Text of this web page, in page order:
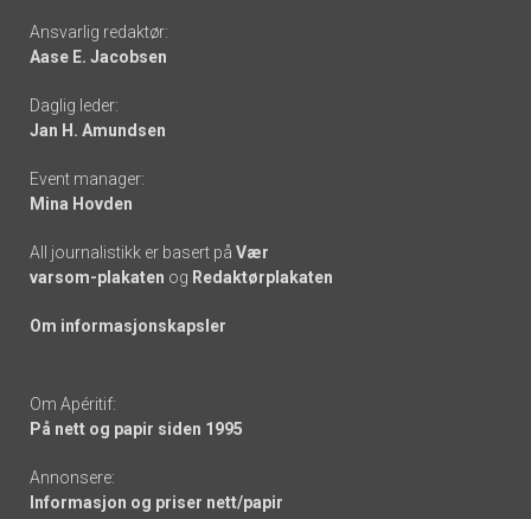
Footer
-
links
Ansvarlig redaktør:
Aase E. Jacobsen
Daglig leder:
Jan H. Amundsen
Event manager:
Mina Hovden
All journalistikk er basert på Vær
varsom-plakaten og Redaktørplakaten
Om informasjonskapsler
Om Apéritif:
På nett og papir siden 1995
Annonsere:
Informasjon og priser nett/papir